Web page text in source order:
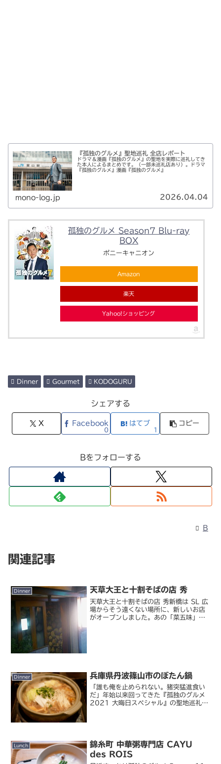
『孤独のグルメ』聖地巡礼 全店レポート
ドラマ＆漫画『孤独のグルメ』の聖地を実際に巡礼してき
た本人によるまとめです。（一部未巡礼店あり）。ドラマ
『孤独のグルメ』漫画『孤独のグルメ』
mono-log.jp 2026.04.04
孤独のグルメ Season7 Blu-ray
BOX
ポニーキャニオン
Amazon
楽天
Yahoo!ショッピング
Dinner Gourmet KODOGURU
シェアする
X Facebook
0
はてブ
1
コピー
Bをフォローする
B
関連記事
Dinner 天草大王と十割そばの店 秀
天草大王と十割そばの店 秀新橋は SL 広
場からそう遠くない場所に、新しいお店
がオープンしました。あの「菜五味」
Dinner 兵庫県丹波篠山市のぼたん鍋
「誰も俺を止められない。猪突猛進食い
だ」年始以来回ってきた『孤独のグルメ
2021 大晦日スペシャル』の聖地巡礼も
Lunch
錦糸町 中華粥専門店 CAYU
des ROIS